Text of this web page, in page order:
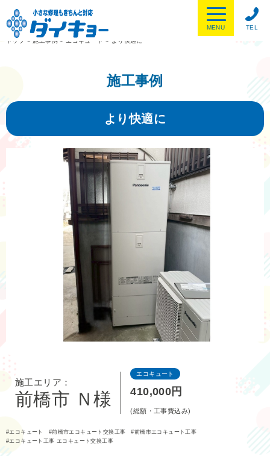
TEL
MENU
トップ
> 施工事例 > エコキュート > より快適に
施工事例
より快適に
施工エリア：
前橋市 Ｎ様
エコキュート
410,000円
(総額・工事費込み)
エコキュート 前橋市エコキュート交換工事
前橋市エコキュート工事
エコキュート工事 エコキュート交換工事